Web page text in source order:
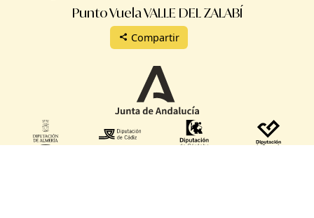
Punto Vuela VALLE DEL ZALABÍ
Compartir